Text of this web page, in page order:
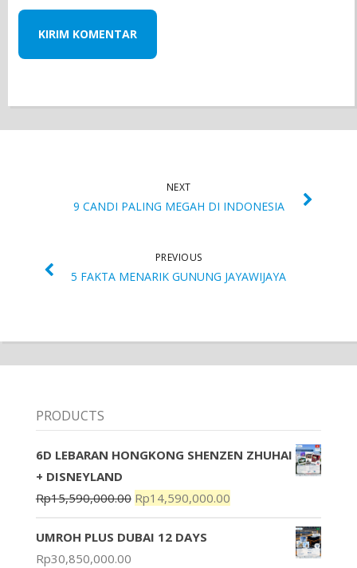
NEXT
9 CANDI PALING MEGAH DI INDONESIA
PREVIOUS
5 FAKTA MENARIK GUNUNG JAYAWIJAYA
PRODUCTS
6D LEBARAN HONGKONG SHENZEN ZHUHAI
+ DISNEYLAND
Rp15,590,000.00 Rp14,590,000.00
UMROH PLUS DUBAI 12 DAYS
Rp30,850,000.00